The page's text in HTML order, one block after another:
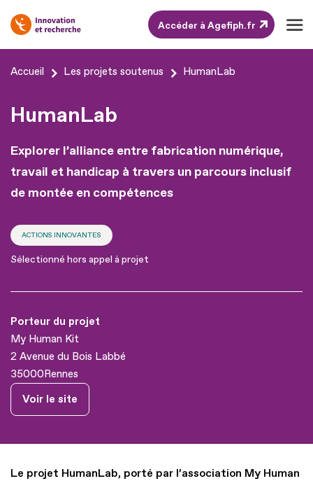
Aller
contenu
au
pied
de
Accéder à Agefiph.fr
Accueil Les projets soutenus HumanLab
HumanLab
Explorer l’alliance entre fabrication numérique,
travail et handicap à travers un parcours inclusif
de montée en compétences
ACTIONS INNOVANTES
Sélectionné hors appel à projet
Porteur du projet
My Human Kit
2 Avenue du Bois Labbé
35000Rennes
Voir le site
Le projet HumanLab, porté par l’association My Human